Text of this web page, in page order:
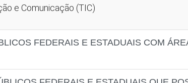
e Comunicação (TIC)
FEDERAIS E ESTADUAIS COM